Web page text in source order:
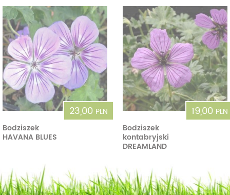
23,00 PLN
Bodziszek
HAVANA BLUES
19,00 PLN
Bodziszek
kontabryjski
DREAMLAND